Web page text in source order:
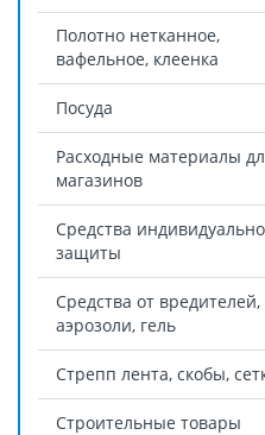
Полотно нетканное,
вафельное, клеенка
Посуда
Расходные материалы
магазинов
Средства
защиты
Средства от вредителей,
аэрозоли, гель
Стрепп лента, скобы,
Строительные товары